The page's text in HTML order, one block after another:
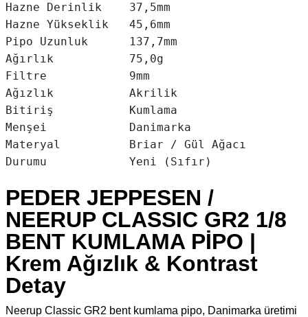
Hazne Derinlik    37,5mm
Hazne Yükseklik   45,6mm
Pipo Uzunluk      137,7mm
Ağırlık           75,0g
Filtre            9mm
Ağızlık           Akrilik
Bitiriş           Kumlama
Menşei            Danimarka
Materyal          Briar / Gül Ağacı
PEDER JEPPESEN /
NEERUP CLASSIC GR2 1/8
BENT KUMLAMA PİPO |
Krem Ağızlık & Kontrast
Detay
Neerup Classic GR2 bent kumlama pipo, Danimarka üretimi